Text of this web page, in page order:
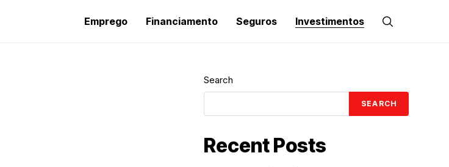
Emprego Financiamento Seguros Investimentos
Search
SEARCH
Recent Posts